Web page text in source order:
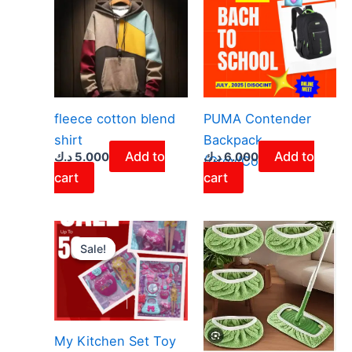
fleece cotton blend
shirt
5.000 د.ك
Add to
cart
PUMA Contender
Backpack
(Grey/Coral) –
6.000د.ك
Add to
cart
Sale!
Sale!
My Kitchen Set Toy
Original
price
was:
2.000 د.ك.
Current
price
is:
1.900 د.ك.